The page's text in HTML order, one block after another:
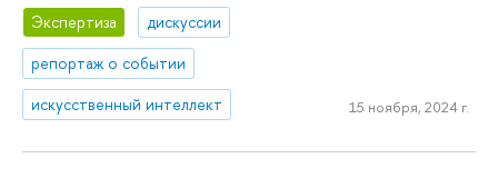
Экспертиза
дискуссии
репортаж о событии
искусственный интеллект
15 ноября, 2024 г.